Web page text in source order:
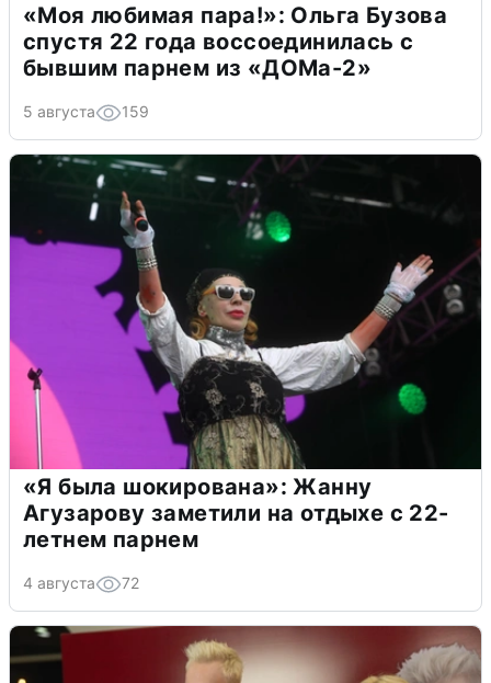
«Моя любимая пара!»: Ольга Бузова
спустя 22 года воссоединилась с
бывшим парнем из «ДОМа-2»
5 августа 159
«Я была шокирована»: Жанну
Агузарову заметили на отдыхе с 22-
летнем парнем
4 августа 72